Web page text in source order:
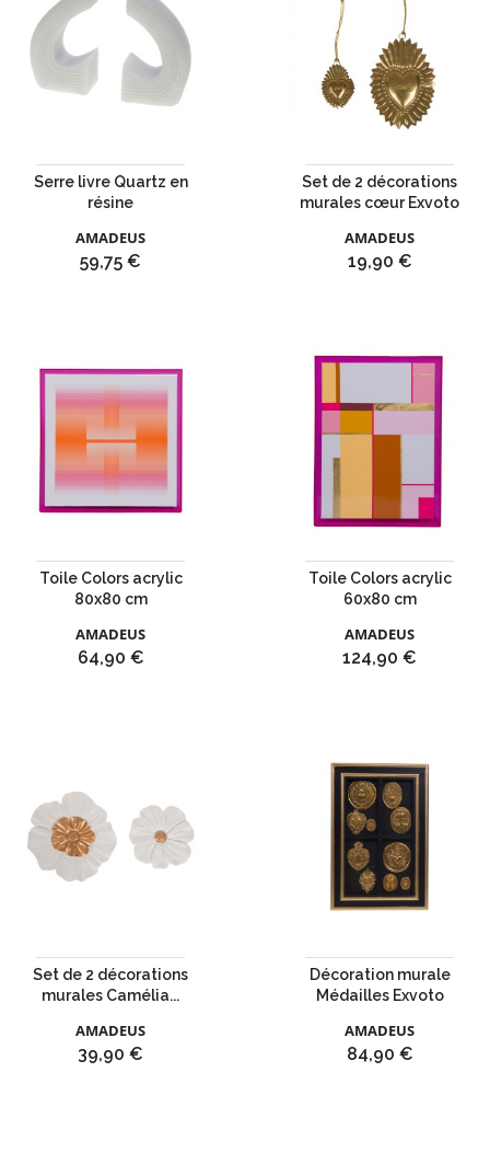
Serre livre Quartz en
résine
AMADEUS
Prix
59,75 €
Set de 2 décorations
murales cœur Exvoto
AMADEUS
Prix
19,90 €
Toile Colors acrylic
80x80 cm
AMADEUS
Prix
64,90 €
Toile Colors acrylic
60x80 cm
AMADEUS
Prix
124,90 €
Set de 2 décorations
murales Camélia...
AMADEUS
Prix
39,90 €
Décoration murale
Médailles Exvoto
AMADEUS
Prix
84,90 €